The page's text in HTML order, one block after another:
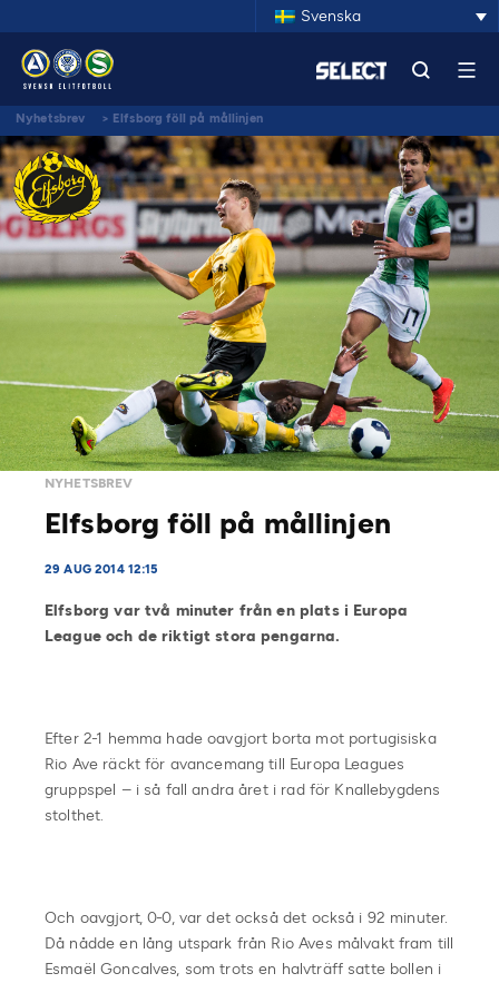
Svenska
Nyhetsbrev > Elfsborg föll på mållinjen
NYHETSBREV
Elfsborg föll på mållinjen
29 AUG 2014 12:15
Elfsborg var två minuter från en plats i Europa
League och de riktigt stora pengarna.
Efter 2-1 hemma hade oavgjort borta mot portugisiska
Rio Ave räckt för avancemang till Europa Leagues
gruppspel – i så fall andra året i rad för Knallebygdens
stolthet.
Och oavgjort, 0-0, var det också det också i 92 minuter.
Då nådde en lång utspark från Rio Aves målvakt fram till
Esmaël Goncalves, som trots en halvträff satte bollen i